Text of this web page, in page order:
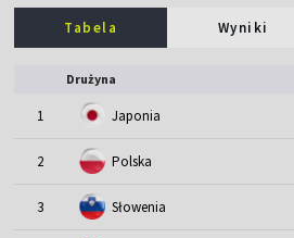
Tabela Wyniki
Drużyna
1 Japonia
2 Polska
3 Słowenia